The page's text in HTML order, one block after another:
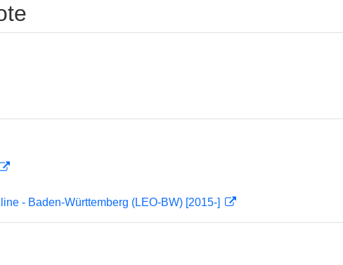
- Baden-Württemberg (LEO-BW) [2015-]